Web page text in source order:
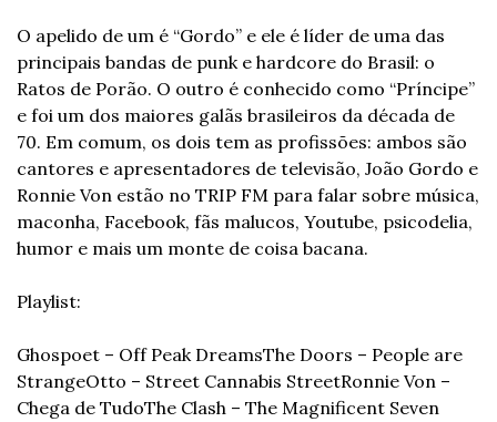
O apelido de um é “Gordo” e ele é líder de uma das
principais bandas de punk e hardcore do Brasil: o
Ratos de Porão. O outro é conhecido como “Príncipe”
e foi um dos maiores galãs brasileiros da década de
70. Em comum, os dois tem as profissões: ambos são
cantores e apresentadores de televisão, João Gordo e
Ronnie Von estão no TRIP FM para falar sobre música,
maconha, Facebook, fãs malucos, Youtube, psicodelia,
humor e mais um monte de coisa bacana.
Playlist:
Ghospoet – Off Peak DreamsThe Doors – People are
StrangeOtto – Street Cannabis StreetRonnie Von –
Chega de TudoThe Clash – The Magnificent Seven